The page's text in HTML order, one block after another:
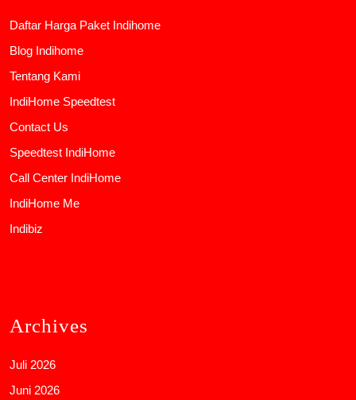
Daftar Harga Paket Indihome
Blog Indihome
Tentang Kami
IndiHome Speedtest
Contact Us
Speedtest IndiHome
Call Center IndiHome
IndiHome Me
Indibiz
Archives
Juli 2026
Juni 2026